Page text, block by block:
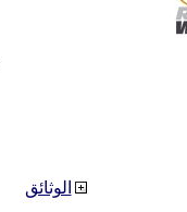
الوثائق